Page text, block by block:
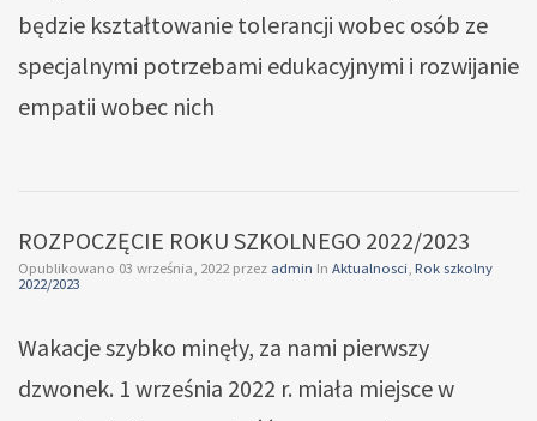
będzie kształtowanie tolerancji wobec osób ze
specjalnymi potrzebami edukacyjnymi i rozwijanie
empatii wobec nich
ROZPOCZĘCIE ROKU SZKOLNEGO 2022/2023
Opublikowano 03 września, 2022 przez admin In Aktualnosci, Rok szkolny
2022/2023
Wakacje szybko minęły, za nami pierwszy
dzwonek. 1 września 2022 r. miała miejsce w